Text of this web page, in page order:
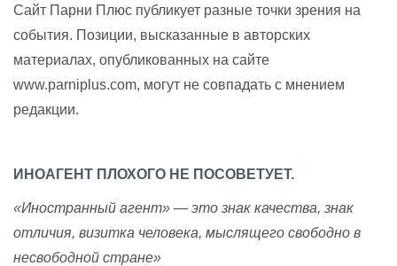
Сайт Парни Плюс публикует разные точки зрения на
события. Позиции, высказанные в авторских
материалах, опубликованных на сайте
www.parniplus.com, могут не совпадать с мнением
редакции.
ИНОАГЕНТ ПЛОХОГО НЕ ПОСОВЕТУЕТ.
«Иностранный агент» — это знак качества, знак
отличия, визитка человека, мыслящего свободно в
несвободной стране»